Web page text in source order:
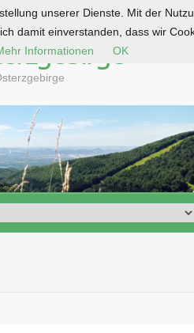
unserer Dienste. Mit der
damit einverstanden, dass wir
Informationen OK